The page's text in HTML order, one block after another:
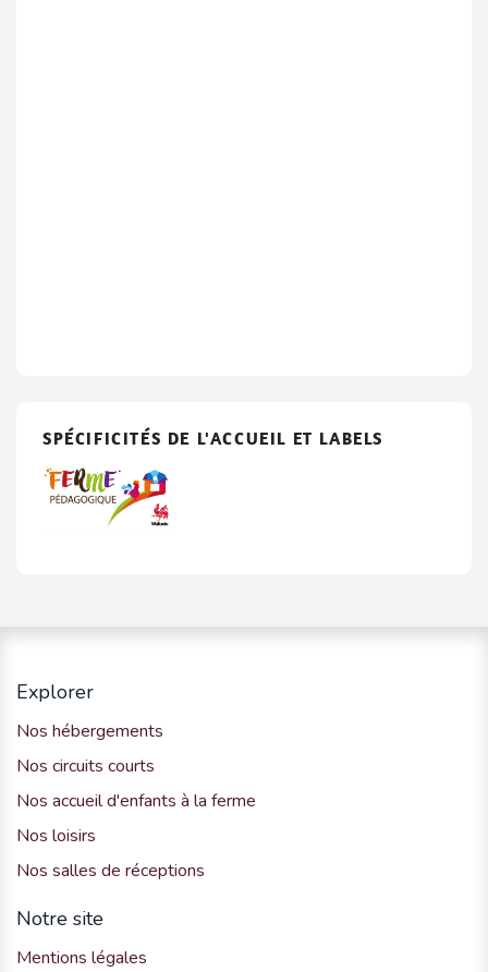
SPÉCIFICITÉS DE L'ACCUEIL ET LABELS
Explorer
Nos hébergements
Nos circuits courts
Nos accueil d'enfants à la ferme
Nos loisirs
Nos salles de réceptions
Notre site
Mentions légales